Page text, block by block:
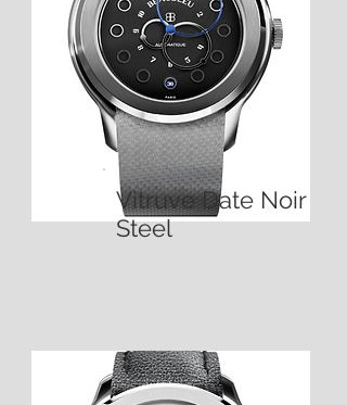
Vitruve Date Noir
Steel